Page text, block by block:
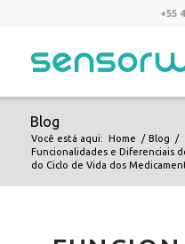
+55
Blog
Você está aqui: Home / Blog
/
Funcionalidades e Diferenciais
do Ciclo de Vida dos